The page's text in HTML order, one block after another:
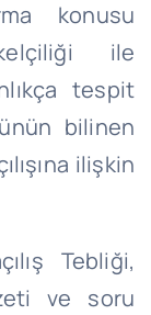
konusu
ile
tespit
bilinen
ilişkin
Tebliği,
ve soru